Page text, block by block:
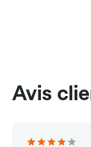
Avis